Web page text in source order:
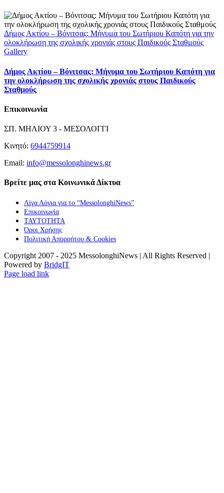
Δήμος Ακτίου – Βόνιτσας: Μήνυμα του Σωτήριου Καπότη για την
ολοκλήρωση της σχολικής χρονιάς στους Παιδικούς Σταθμούς
Gallery
Δήμος Ακτίου – Βόνιτσας: Μήνυμα του Σωτήριου Καπότη για
την ολοκλήρωση της σχολικής χρονιάς στους Παιδικούς
Σταθμούς
Επικοινωνία
ΣΠ. ΜΗΛΙΟΥ 3 - ΜΕΣΟΛΟΓΓΙ
Κινητό: 6944759914
Email: info@messolonghinews.gr
Βρείτε μας στα Κοινωνικά Δίκτυα
Λίγα Λόγια για το “MessolonghiNews”
Επικοινωνία
ΤΑΥΤΟΤΗΤΑ
Όροι Χρήσης
Πολιτική Απορρήτου & Cookies
Copyright 2007 - 2025 MessolonghiNews | All Rights Reserved |
Powered by BridgIT
YouTube
Facebook
Instagram
Page load link